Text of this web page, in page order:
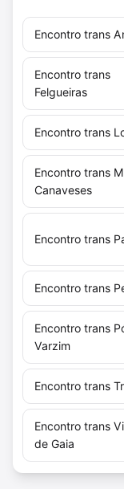
Encontro trans
Encontro trans
Felgueiras
Encontro trans
Encontro trans
Canaveses
Encontro trans
Encontro trans
Encontro trans
Varzim
Encontro trans
Encontro trans
de Gaia